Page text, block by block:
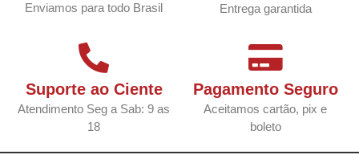
Enviamos para todo Brasil Entrega garantida
Suporte ao Ciente
Atendimento Seg a Sab: 9 as
18
Pagamento Seguro
Aceitamos cartão, pix e
boleto